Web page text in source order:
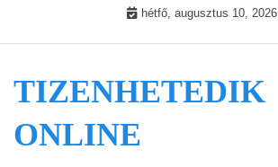
hétfő, augusztus 10, 2026
TIZENHETEDIK
ONLINE